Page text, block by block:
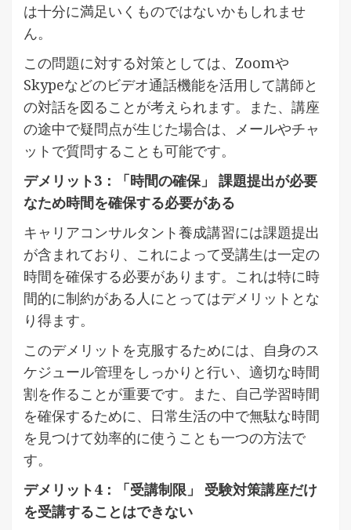
は十分に満足いくものではないかもしれませ
ん。
この問題に対する対策としては、Zoomや
Skypeなどのビデオ通話機能を活用して講師と
の対話を図ることが考えられます。また、講座
の途中で疑問点が生じた場合は、メールやチャ
ットで質問することも可能です。
デメリット3：「時間の確保」 課題提出が必要
なため時間を確保する必要がある
キャリアコンサルタント養成講習には課題提出
が含まれており、これによって受講生は一定の
時間を確保する必要があります。これは特に時
間的に制約がある人にとってはデメリットとな
り得ます。
このデメリットを克服するためには、自身のス
ケジュール管理をしっかりと行い、適切な時間
割を作ることが重要です。また、自己学習時間
を確保するために、日常生活の中で無駄な時間
を見つけて効率的に使うことも一つの方法で
す。
デメリット4：「受講制限」 受験対策講座だけ
を受講することはできない